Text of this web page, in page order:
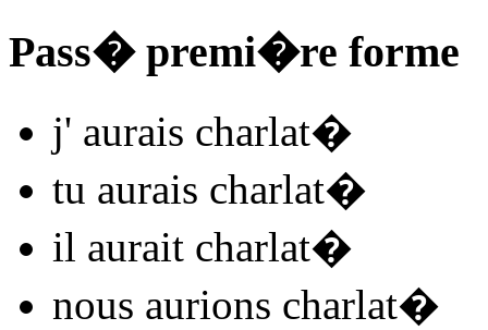
Pass� premi�re forme
j' aurais charlat�
tu aurais charlat�
il aurait charlat�
nous aurions charlat�